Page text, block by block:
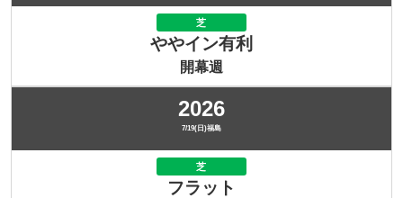
芝
ややイン有利
開幕週
2026
7/19(日)福島
芝
フラット